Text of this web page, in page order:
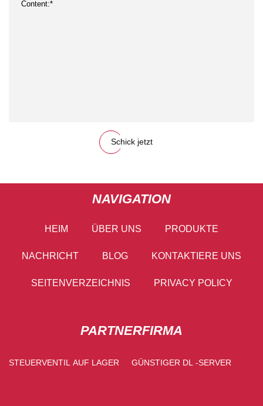
Schick jetzt
NAVIGATION
HEIM ÜBER UNS PRODUKTE
NACHRICHT BLOG KONTAKTIERE UNS
SEITENVERZEICHNIS PRIVACY POLICY
PARTNERFIRMA
STEUERVENTIL AUF LAGER GÜNSTIGER DL -SERVER